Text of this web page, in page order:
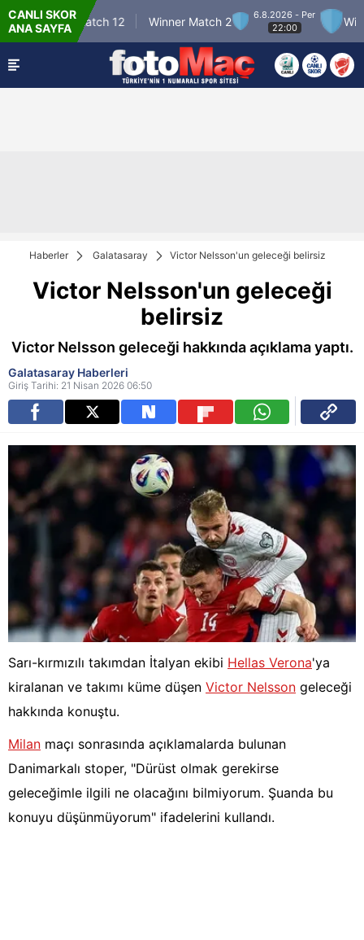
CANLI SKOR
ANA SAYFA
Winner Match 12 Winner Match 2
6.8.2026 - Per
22:00
Haberler Galatasaray Victor Nelsson'un geleceği belirsiz
Victor Nelsson'un geleceği
belirsiz
Victor Nelsson geleceği hakkında açıklama yaptı.
Galatasaray Haberleri
Giriş Tarihi: 21 Nisan 2026 06:50
Sarı-kırmızılı takımdan İtalyan ekibi Hellas Verona'ya
kiralanan ve takımı küme düşen Victor Nelsson geleceği
hakkında konuştu.
Milan maçı sonrasında açıklamalarda bulunan
Danimarkalı stoper, "Dürüst olmak gerekirse
geleceğimle ilgili ne olacağını bilmiyorum. Şuanda bu
konuyu düşünmüyorum" ifadelerini kullandı.